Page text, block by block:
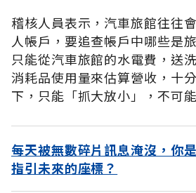
稽核人員表示，汽車旅館往往
人帳戶，要追查帳戶中哪些是
只能從汽車旅館的水電費，送
消耗品使用量來估算營收，十
下，只能「抓大放小」，不可
每天被無數碎片訊息淹沒，你
指引未來的座標？